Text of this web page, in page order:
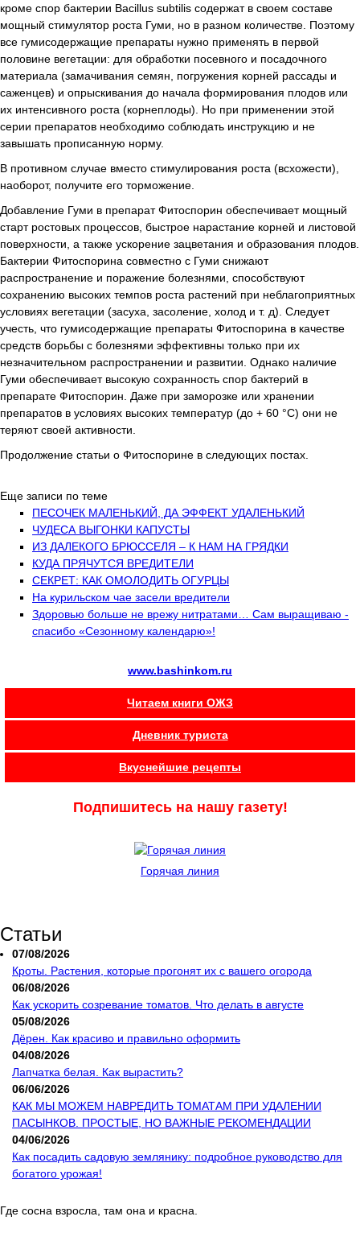
кроме спор бактерии Bacillus subtilis содержат в своем составе
мощный стимулятор роста Гуми, но в разном количестве. Поэтому
все гумисодержащие препараты нужно применять в первой
половине вегетации: для обработки посевного и посадочного
материала (замачивания семян, погружения корней рассады и
саженцев) и опрыскивания до начала формирования плодов или
их интенсивного роста (корнеплоды). Но при применении этой
серии препаратов необходимо соблюдать инструкцию и не
завышать прописанную норму.
В противном случае вместо стимулирования роста (всхожести),
наоборот, получите его торможение.
Добавление Гуми в препарат Фитоспорин обеспечивает мощный
старт ростовых процессов, быстрое нарастание корней и листовой
поверхности, а также ускорение зацветания и образования плодов.
Бактерии Фитоспорина совместно с Гуми снижают
распространение и поражение болезнями, способствуют
сохранению высоких темпов роста растений при неблагоприятных
условиях вегетации (засуха, засоление, холод и т. д). Следует
учесть, что гумисодержащие препараты Фитоспорина в качестве
средств борьбы с болезнями эффективны только при их
незначительном распространении и развитии. Однако наличие
Гуми обеспечивает высокую сохранность спор бактерий в
препарате Фитоспорин. Даже при заморозке или хранении
препаратов в условиях высоких температур (до + 60 °С) они не
теряют своей активности.
Продолжение статьи о Фитоспорине в следующих постах.
Еще записи по теме
ПЕСОЧЕК МАЛЕНЬКИЙ, ДА ЭФФЕКТ УДАЛЕНЬКИЙ
ЧУДЕСА ВЫГОНКИ КАПУСТЫ
ИЗ ДАЛЕКОГО БРЮССЕЛЯ – К НАМ НА ГРЯДКИ
КУДА ПРЯЧУТСЯ ВРЕДИТЕЛИ
СЕКРЕТ: КАК ОМОЛОДИТЬ ОГУРЦЫ
На курильском чае засели вредители
Здоровью больше не врежу нитратами… Сам выращиваю -
спасибо «Сезонному календарю»!
www.bashinkom.ru
Читаем книги ОЖЗ
Дневник туриста
Вкуснейшие рецепты
Подпишитесь на нашу газету!
Горячая линия
Статьи
07/08/2026
Кроты. Растения, которые прогонят их с вашего огорода
06/08/2026
Как ускорить созревание томатов. Что делать в августе
05/08/2026
Дёрен. Как красиво и правильно оформить
04/08/2026
Лапчатка белая. Как вырастить?
06/06/2026
КАК МЫ МОЖЕМ НАВРЕДИТЬ ТОМАТАМ ПРИ УДАЛЕНИИ
ПАСЫНКОВ. ПРОСТЫЕ, НО ВАЖНЫЕ РЕКОМЕНДАЦИИ
04/06/2026
Как посадить садовую землянику: подробное руководство для
богатого урожая!
Где сосна взросла, там она и красна.